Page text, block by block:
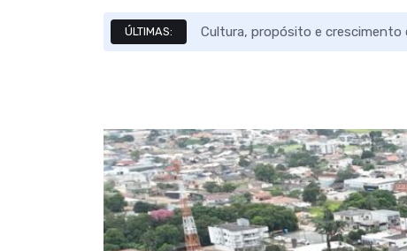
ÚLTIMAS: Cultura, propósito e crescimento